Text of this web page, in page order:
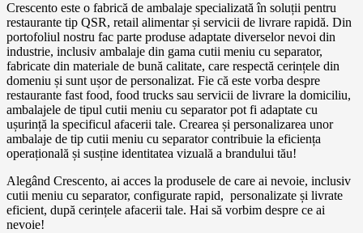
Crescento este o fabrică de ambalaje specializată în soluții pentru
restaurante tip QSR, retail alimentar și servicii de livrare rapidă. Din
portofoliul nostru fac parte produse adaptate diverselor nevoi din
industrie, inclusiv ambalaje din gama cutii meniu cu separator,
fabricate din materiale de bună calitate, care respectă cerințele din
domeniu și sunt ușor de personalizat. Fie că este vorba despre
restaurante fast food, food trucks sau servicii de livrare la domiciliu,
ambalajele de tipul cutii meniu cu separator pot fi adaptate cu
ușurință la specificul afacerii tale. Crearea și personalizarea unor
ambalaje de tip cutii meniu cu separator contribuie la eficiența
operațională și susține identitatea vizuală a brandului tău!
Alegând Crescento, ai acces la produsele de care ai nevoie, inclusiv
cutii meniu cu separator, configurate rapid, personalizate și livrate
eficient, după cerințele afacerii tale. Hai să vorbim despre ce ai
nevoie!